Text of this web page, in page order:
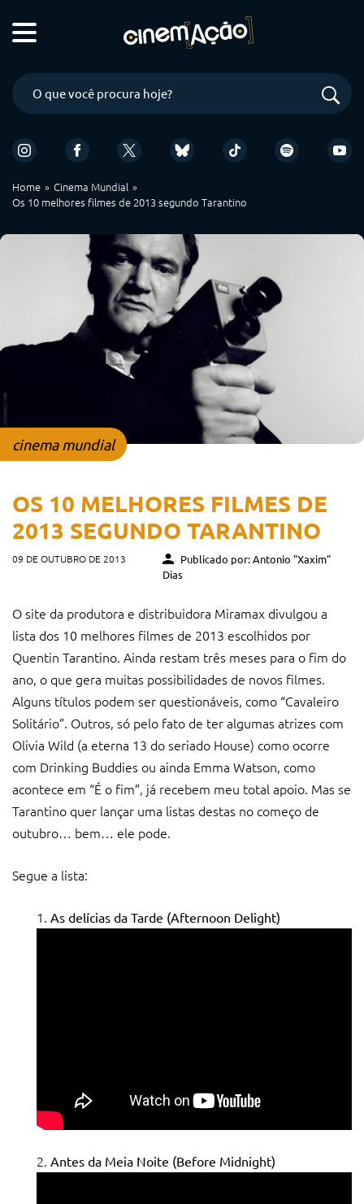
Home
Cinema Mundial
Os 10 melhores filmes de 2013 segundo Tarantino
cinema mundial
OS 10 MELHORES FILMES DE
2013 SEGUNDO TARANTINO
09 DE OUTUBRO DE 2013
Publicado por: Antonio "Xaxim"
Dias
O site da produtora e distribuidora Miramax divulgou a
lista dos 10 melhores filmes de 2013 escolhidos por
Quentin Tarantino. Ainda restam três meses para o fim do
ano, o que gera muitas possibilidades de novos filmes.
Alguns títulos podem ser questionáveis, como “Cavaleiro
Solitário”. Outros, só pelo fato de ter algumas atrizes com
Olivia Wild (a eterna 13 do seriado House) como ocorre
com Drinking Buddies ou ainda Emma Watson, como
acontece em “É o fim”, já recebem meu total apoio. Mas se
Tarantino quer lançar uma listas destas no começo de
outubro… bem… ele pode.
Segue a lista:
As delícias da Tarde (Afternoon Delight)
Antes da Meia Noite (Before Midnight)